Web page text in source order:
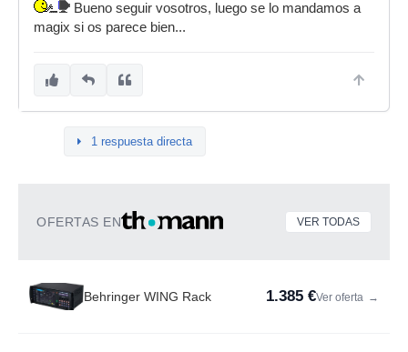
Bueno seguir vosotros, luego se lo mandamos a
magix si os parece bien...
1 respuesta directa
OFERTAS EN VER TODAS
Behringer WING Rack 1.385 €Ver oferta →